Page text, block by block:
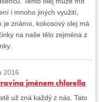
i mnoho jiných využití,
je známo, kokosový olej má
na naše tělo zejména z
2016
jménem chlorella
už zná každý z nás. Tato